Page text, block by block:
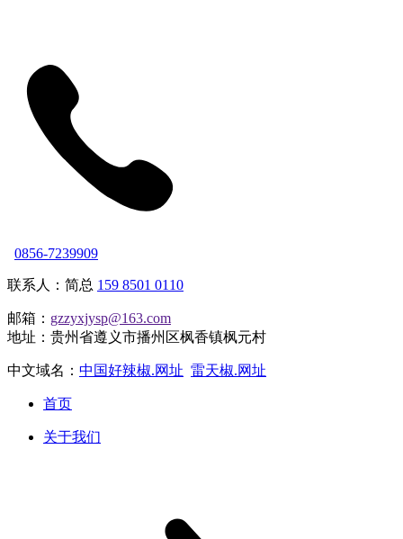
0856-7239909
联系人：简总 159 8501 0110
邮箱： gzzyxjysp@163.com
地址：贵州省遵义市播州区枫香镇枫元村
中文域名： 中国好辣椒.网址 雷天椒.网址
首页
关于我们